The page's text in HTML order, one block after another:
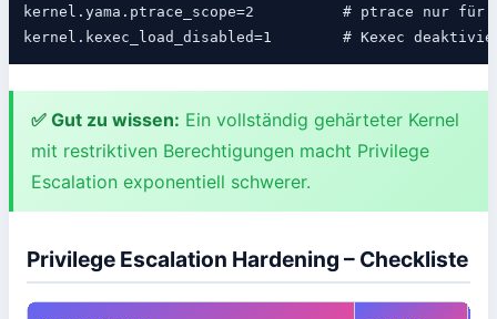
kernel.yama.ptrace_scope=2          # ptrace nur für
kernel.kexec_load_disabled=1        # Kexec
✅ Gut zu wissen: Ein vollständig gehärteter Kernel
mit restriktiven Berechtigungen macht Privilege
Escalation exponentiell schwerer.
Privilege Escalation Hardening – Checkliste